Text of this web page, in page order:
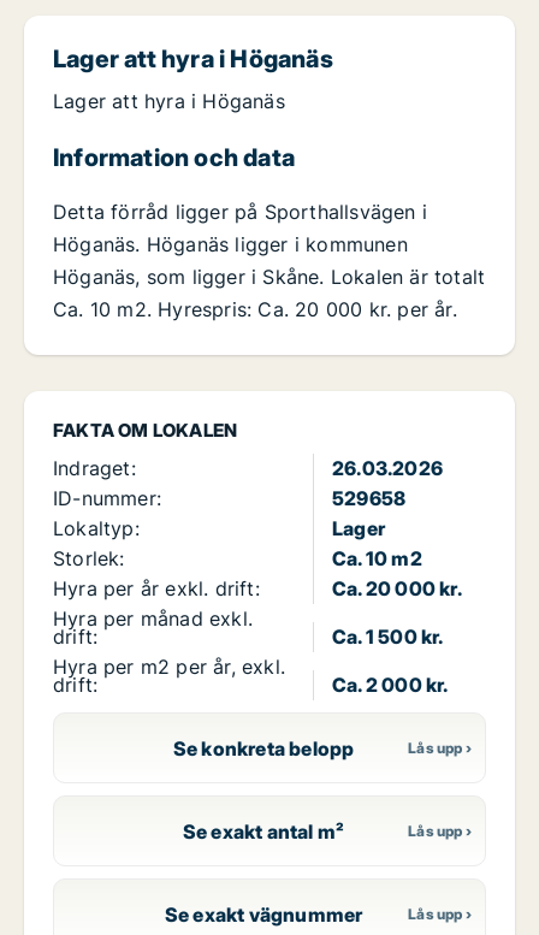
FAKTA OM LOKALEN
Indraget:
26.03.2026
ID-nummer:
529658
Lokaltyp:
Lager
Storlek:
Ca. 10 m2
Hyra per år exkl. drift:
Ca. 20 000 kr.
Hyra per månad exkl.
drift:
Ca. 1 500 kr.
Hyra per m2 per år, exkl.
drift: Ca. 2 000 kr.
Se konkreta belopp
Se exakt antal m²
Se exakt vägnummer
Lager att hyra i Höganäs
Lager att hyra i Höganäs
Information och data
Detta förråd ligger på Sporthallsvägen i
Höganäs. Höganäs ligger i kommunen
Höganäs, som ligger i Skåne. Lokalen är totalt
Ca. 10 m2. Hyrespris: Ca. 20 000 kr. per år.